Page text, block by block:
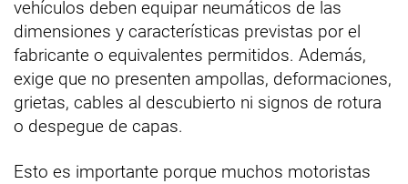
vehículos deben equipar neumáticos de las
dimensiones y características previstas por el
fabricante o equivalentes permitidos. Además,
exige que no presenten ampollas, deformaciones,
grietas, cables al descubierto ni signos de rotura
o despegue de capas.
Esto es importante porque muchos motoristas